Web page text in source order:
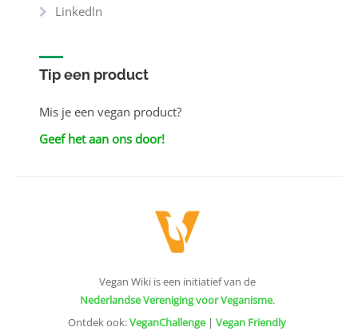
LinkedIn
Tip een product
Mis je een vegan product?
Geef het aan ons door!
Vegan Wiki is een initiatief van de
Nederlandse Vereniging voor Veganisme.
Ontdek ook:VeganChallenge| Vegan Friendly